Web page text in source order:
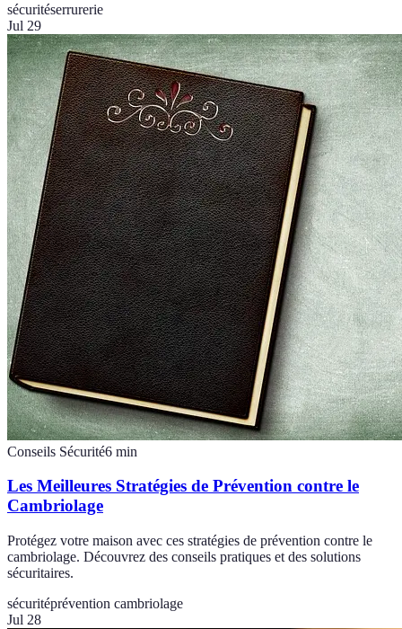
sécuritéserrurerie
Jul 29
Conseils Sécurité6 min
Les Meilleures Stratégies de Prévention contre le
Cambriolage
Protégez votre maison avec ces stratégies de prévention contre le
cambriolage. Découvrez des conseils pratiques et des solutions
sécuritaires.
sécuritéprévention cambriolage
Jul 28